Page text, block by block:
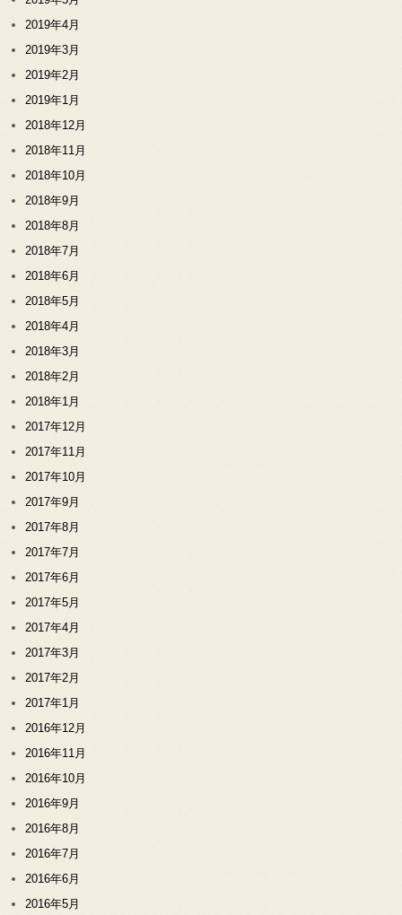
2019年4月
2019年3月
2019年2月
2019年1月
2018年12月
2018年11月
2018年10月
2018年9月
2018年8月
2018年7月
2018年6月
2018年5月
2018年4月
2018年3月
2018年2月
2018年1月
2017年12月
2017年11月
2017年10月
2017年9月
2017年8月
2017年7月
2017年6月
2017年5月
2017年4月
2017年3月
2017年2月
2017年1月
2016年12月
2016年11月
2016年10月
2016年9月
2016年8月
2016年7月
2016年6月
2016年5月